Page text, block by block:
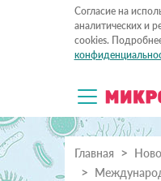
Согласие на
аналитических и
cookies.
Главная